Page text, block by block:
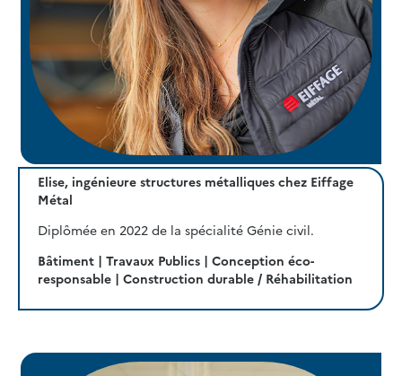
Elise, ingénieure structures métalliques chez Eiffage
Métal
Diplômée en 2022 de la spécialité Génie civil.
Bâtiment | Travaux Publics | Conception éco-
responsable | Construction durable / Réhabilitation